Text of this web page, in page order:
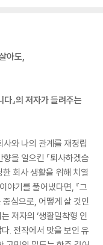
아도,
』의 저자가 들려주는
사와 나의 관계를 재정립
을 일으킨 『퇴사하겠습
한 회사 생활을 위해 치열
야기를 풀어냈다면, 『그
중심으로, 어떻게 살 것인
저자의 ‘생활밀착형 인
. 전작에서 맛을 보인 유